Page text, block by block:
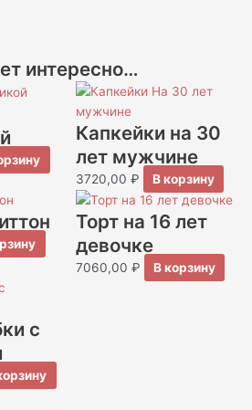
интересно…
Капкейки на 30
лет мужчине
3720,00 ₽ В корзину
Торт на 16 лет
девочке
7060,00 ₽ В корзину
с